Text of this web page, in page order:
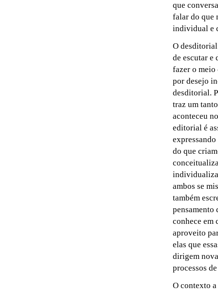
que
falar do que
individual e
O
de escutar e
fazer o
por desejo
desditorial.
traz um
aconteceu
editorial é
do que
ambos se
também
pensamento
conhece em
aproveito
elas que
dirigem
processos
O contexto